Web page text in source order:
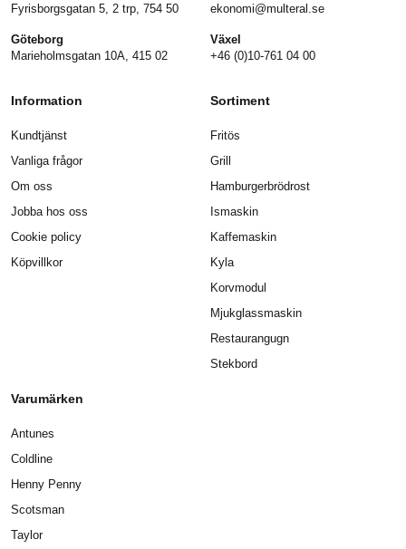
Fyrisborgsgatan 5, 2 trp, 754 50
Göteborg
Marieholmsgatan 10A, 415 02
ekonomi@multeral.se
Växel
+46 (0)10-761 04 00
Information
Kundtjänst
Vanliga frågor
Om oss
Jobba hos oss
Cookie policy
Köpvillkor
Sortiment
Fritös
Grill
Hamburgerbrödrost
Ismaskin
Kaffemaskin
Kyla
Korvmodul
Mjukglassmaskin
Restaurangugn
Stekbord
Varumärken
Antunes
Coldline
Henny Penny
Scotsman
Taylor